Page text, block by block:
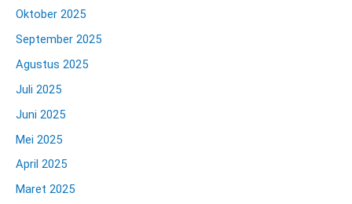
Oktober 2025
September 2025
Agustus 2025
Juli 2025
Juni 2025
Mei 2025
April 2025
Maret 2025